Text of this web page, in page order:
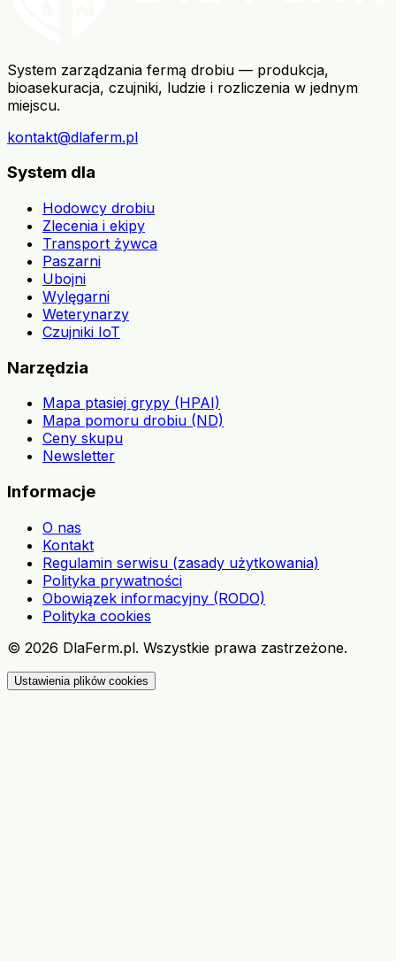
System zarządzania fermą drobiu — produkcja,
bioasekuracja, czujniki, ludzie i rozliczenia w jednym
miejscu.
kontakt@dlaferm.pl
System dla
Hodowcy drobiu
Zlecenia i ekipy
Transport żywca
Paszarni
Ubojni
Wylęgarni
Weterynarzy
Czujniki IoT
Narzędzia
Mapa ptasiej grypy (HPAI)
Mapa pomoru drobiu (ND)
Ceny skupu
Newsletter
Informacje
O nas
Kontakt
Regulamin serwisu (zasady użytkowania)
Polityka prywatności
Obowiązek informacyjny (RODO)
Polityka cookies
© 2026 DlaFerm.pl. Wszystkie prawa zastrzeżone.
Ustawienia plików cookies